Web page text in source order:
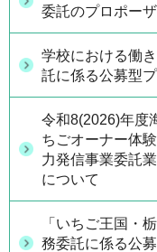
委託のプロポー
学校における働
託に係る公募型
令和8(2026)年度
ちごオーナー体
力発信事業委託
について
「いちご王国・
務委託に係る公